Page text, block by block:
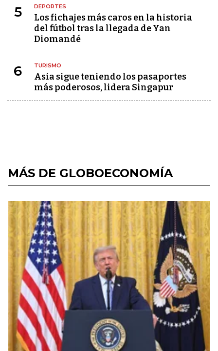
5 DEPORTES
Los fichajes más caros en la historia
del fútbol tras la llegada de Yan
Diomandé
6 TURISMO
Asia sigue teniendo los pasaportes
más poderosos, lidera Singapur
MÁS DE GLOBOECONOMÍA